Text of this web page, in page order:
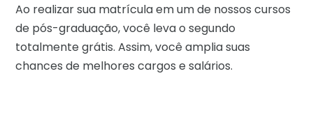
Ao realizar sua matrícula em um de nossos cursos
de pós-graduação, você leva o segundo
totalmente grátis. Assim, você amplia suas
chances de melhores cargos e salários.